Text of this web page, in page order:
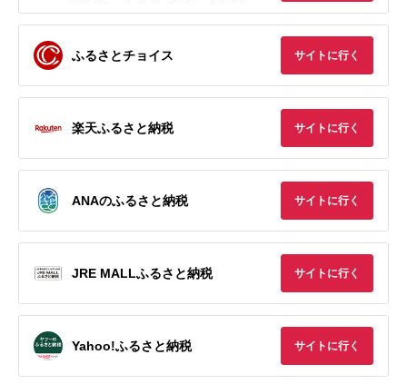
ふるさとチョイス サイトに行く
楽天ふるさと納税 サイトに行く
ANAのふるさと納税 サイトに行く
JRE MALLふるさと納税 サイトに行く
Yahoo!ふるさと納税 サイトに行く